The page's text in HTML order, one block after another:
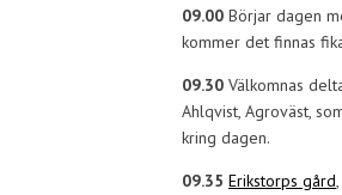
09.00 Börjar dagen
kommer det finnas
09.30 Välkomnas
Ahlqvist, Agroväst,
kring dagen.
09.35 Erikstorps gård